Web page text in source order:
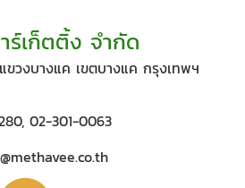
ร์เก็ตติ้ง จำกัด
วงบางแค เขตบางแค กรุงเทพฯ
02-301-0063